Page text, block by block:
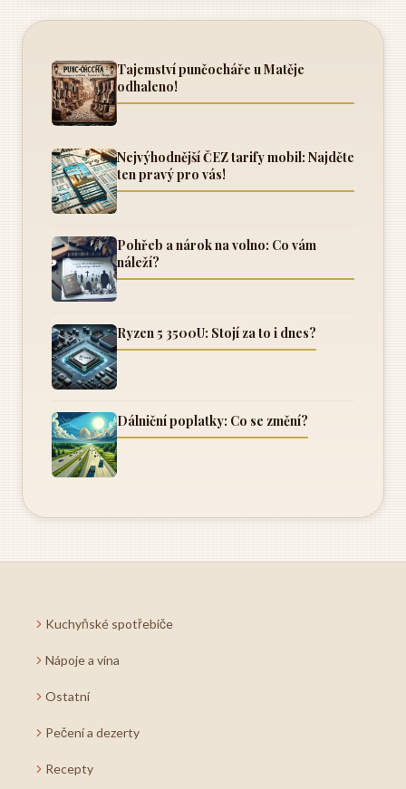
Tajemství punčocháře u Matěje
odhaleno!
Nejvýhodnější ČEZ tarify mobil: Najděte
ten pravý pro vás!
Pohřeb a nárok na volno: Co vám
náleží?
Ryzen 5 3500U: Stojí za to i dnes?
Dálniční poplatky: Co se změní?
Kuchyňské spotřebiče
Nápoje a vína
Ostatní
Pečení a dezerty
Recepty